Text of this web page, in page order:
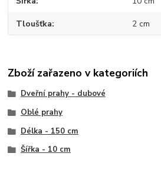
Tloušťka 2 cm
Zboží zařazeno v kategoriích
Dveřní prahy - dubové
Oblé prahy
Délka - 150 cm
Šířka - 10 cm